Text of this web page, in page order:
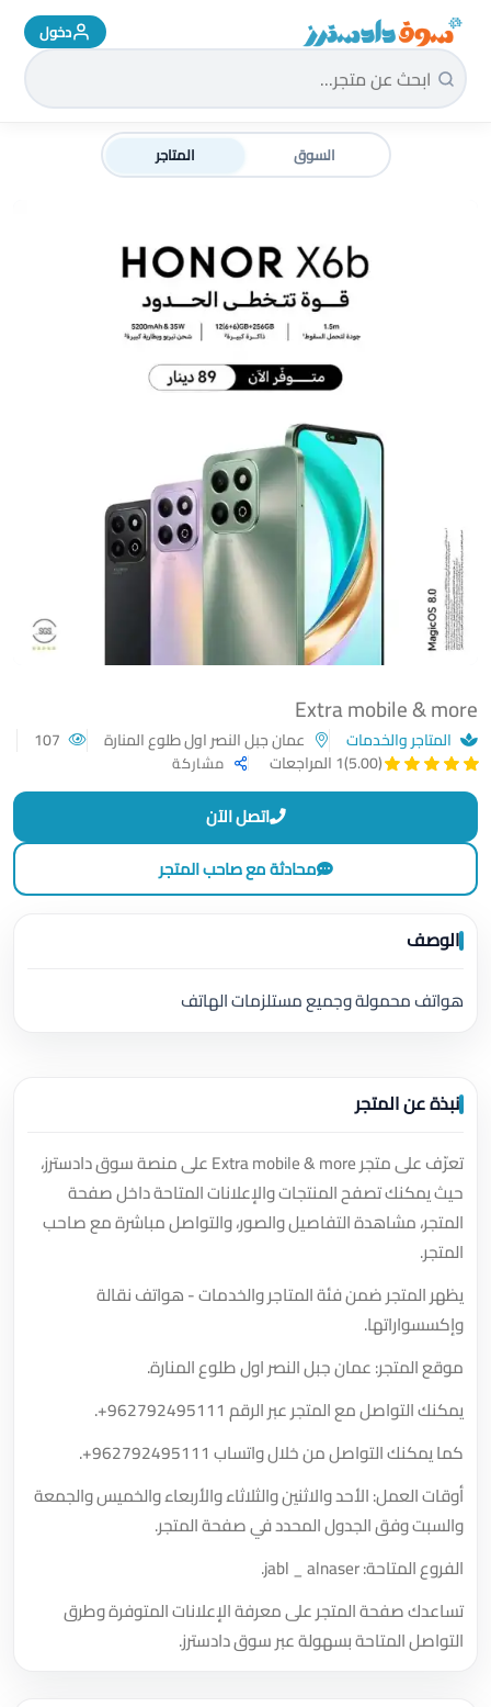
سوق دادسترز الرئيسية دخول
السوق المتاجر
Extra mobile & more
المتاجر والخدمات عمان جبل النصر اول طلوع المنارة
(5.00)
1 المراجعات مشاركة
اتصل الآن
محادثة مع صاحب المتجر
الوصف
هواتف محمولة وجميع مستلزمات الهاتف
نبذة عن المتجر
تعرّف على متجر Extra mobile & more على منصة سوق دادسترز،
حيث يمكنك تصفح المنتجات والإعلانات المتاحة داخل صفحة
المتجر، مشاهدة التفاصيل والصور، والتواصل مباشرة مع صاحب
المتجر.
يظهر المتجر ضمن فئة المتاجر والخدمات - هواتف نقالة
وإكسسواراتها.
موقع المتجر: عمان جبل النصر اول طلوع المنارة.
يمكنك التواصل مع المتجر عبر الرقم +962792495111
.
كما يمكنك التواصل من خلال واتساب +962792495111
.
أوقات العمل: الأحد والاثنين والثلاثاء والأربعاء والخميس والجمعة
والسبت وفق الجدول المحدد في صفحة المتجر.
الفروع المتاحة: jabl _ alnaser.
تساعدك صفحة المتجر على معرفة الإعلانات المتوفرة وطرق
التواصل المتاحة بسهولة عبر سوق دادسترز.